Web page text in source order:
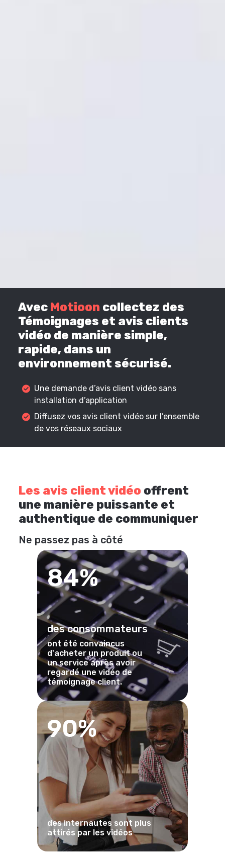
Avec Motioon collectez des
Témoignages et avis clients
vidéo de manière simple,
rapide, dans un
environnement sécurisé.
Une demande d’avis client vidéo sans
installation d’application
Diffusez vos avis client vidéo sur l’ensemble
de vos réseaux sociaux
Les avis client vidéo offrent
une manière puissante et
authentique de communiquer
Ne passez pas à côté
84%
des consommateurs
ont été convaincus
d'acheter un produit ou
un service après avoir
regardé une vidéo de
témoignage client.
90%
des internautes sont plus
attirés par les vidéos